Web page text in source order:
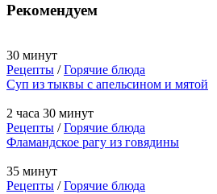
Рекомендуем
30 минут
Рецепты /Горячие блюда
Суп из тыквы с апельсином и мятой
2 часа 30 минут
Рецепты /Горячие блюда
Фламандское рагу из говядины
35 минут
Рецепты /Горячие блюда